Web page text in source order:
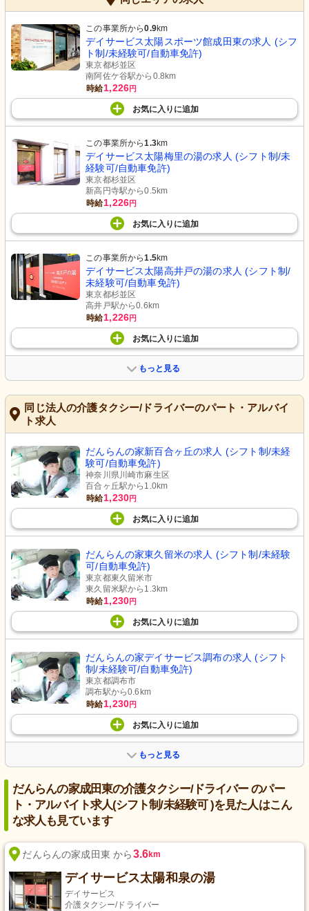
この事業所から0.9km
デイサービス太陽スポーツ館成田東の求人 (シフ
ト制/未経験可/自動車免許)
東京都杉並区
南阿佐ケ谷駅から0.8km
時給1,226円
お気に入り に追加
この事業所から1.3km
デイサービス太陽梅里の湯の求人 (シフト制/未
経験可/自動車免許)
東京都杉並区
新高円寺駅から0.5km
時給1,226円
お気に入り に追加
この事業所から1.5km
デイサービス太陽高井戸の湯の求人 (シフト制/
未経験可/自動車免許)
東京都杉並区
高井戸駅から0.6km
時給1,226円
お気に入り に追加
もっと見る
同じ法人の介護タクシー/ドライバーのパート・アルバイ
ト求人
だんらんの家新百合ヶ丘の求人 (シフト制/未経
験可/自動車免許)
神奈川県川崎市麻生区
百合ヶ丘駅から1.0km
時給1,230円
お気に入り に追加
だんらんの家東久留米の求人 (シフト制/未経験
可/自動車免許)
東京都東久留米市
東久留米駅から1.3km
時給1,230円
お気に入り に追加
だんらんの家デイサービス調布の求人 (シフト
制/未経験可/自動車免許)
東京都調布市
調布駅から0.6km
時給1,230円
お気に入り に追加
もっと見る
だんらんの家成田東の介護タクシー/ドライバー のパー
ト・アルバイト求人(シフト制/未経験可 )を見た人はこん
な求人も見ています
だんらんの家成田東 から3.6km
デイサービス太陽和泉の湯
デイサービス
介護タクシー/ドライバー